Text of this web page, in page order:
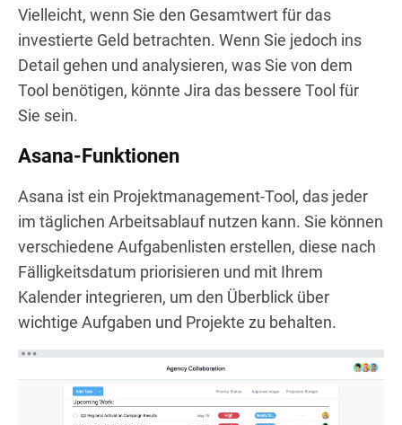
Vielleicht, wenn Sie den Gesamtwert für das
investierte Geld betrachten. Wenn Sie jedoch ins
Detail gehen und analysieren, was Sie von dem
Tool benötigen, könnte Jira das bessere Tool für
Sie sein.
Asana-Funktionen
Asana ist ein Projektmanagement-Tool, das jeder
im täglichen Arbeitsablauf nutzen kann. Sie können
verschiedene Aufgabenlisten erstellen, diese nach
Fälligkeitsdatum priorisieren und mit Ihrem
Kalender integrieren, um den Überblick über
wichtige Aufgaben und Projekte zu behalten.